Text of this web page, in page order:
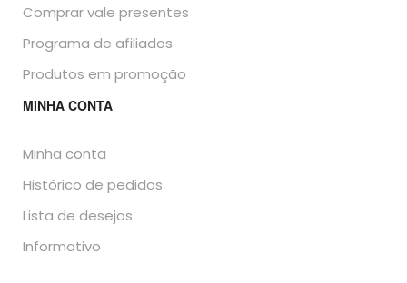
Comprar vale presentes
Programa de afiliados
Produtos em promoção
MINHA CONTA
Minha conta
Histórico de pedidos
Lista de desejos
Informativo